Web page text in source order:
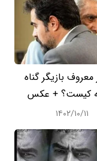
بازیگر گناه
کیست؟ + عکس
۱۴۰۲/۱۰/۱۱